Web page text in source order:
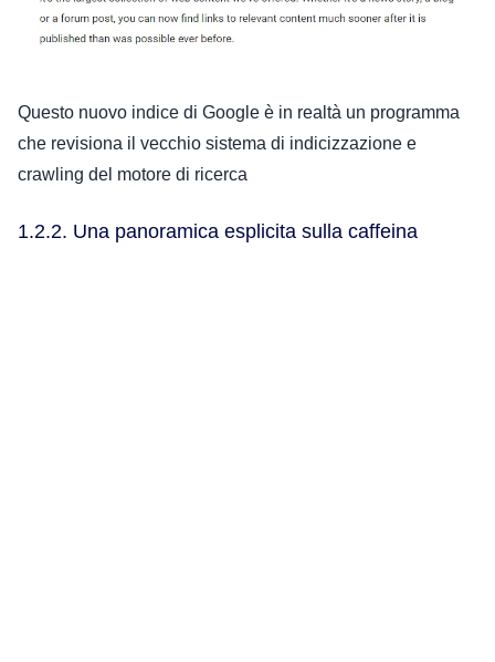
Questo nuovo indice di Google è in realtà un programma
che revisiona il vecchio sistema di indicizzazione e
crawling del motore di ricerca
1.2.2. Una panoramica esplicita sulla caffeina